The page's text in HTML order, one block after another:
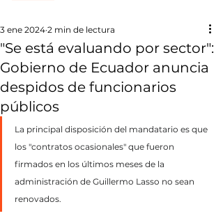
"Se está evaluando por sector":
Gobierno de Ecuador anuncia
despidos de funcionarios
públicos
3 ene 2024 2 min de lectura
La principal disposición del mandatario es que
los "contratos ocasionales" que fueron
firmados en los últimos meses de la
administración de Guillermo Lasso no sean
renovados.